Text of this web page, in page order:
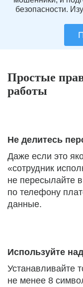
безопасности.
Простые
работы
Не делитесь
Даже если это
«сотрудник
не пересылайте
по телефону
данные.
Используйте
Устанавливайте
не менее 8